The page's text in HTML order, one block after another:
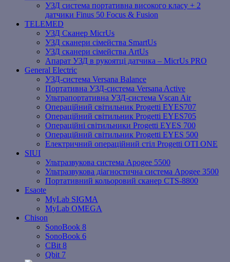
УЗД система портативна високого класу + 2
датчики Finus 50 Focus & Fusion
TELEMED
УЗД Сканер MicrUs
УЗД сканери сімейства SmartUs
УЗД сканери сімейства ArtUs
Апарат УЗД в рукоятці датчика – MicrUs PRO
General Electric
УЗД-система Versana Balance
Портативна УЗД-система Versana Active
Ультрапортативна УЗД-система Vscan Air
Операційний світильник Progetti EYES707
Операційний світильник Progetti EYES705
Операційні світильники Progetti EYES 700
Операційний світильник Progetti EYES 500
Електричний операційний стіл Progetti OTI ONE
SIUI
Ультразвукова система Apogee 5500
Ультразвукова діагностична система Apogee 3500
Портативний кольоровий сканер CTS-8800
Esaote
MyLab SIGMA
MyLab OMEGA
Chison
SonoBook 8
SonoBook 6
СBit 8
Qbit 7